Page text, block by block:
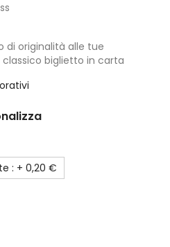
di originalità alle tue
biglietto in carta
: + 0,20 €